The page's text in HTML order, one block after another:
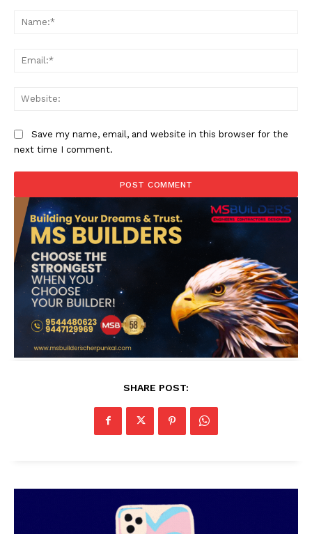
Save my name, email, and website in this browser for the
next time I comment.
SHARE POST: